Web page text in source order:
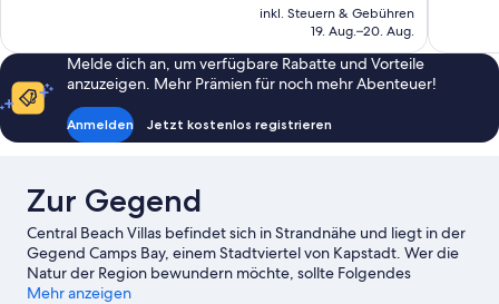
Preis
beträgt
inkl. Steuern & Gebühren
19. Aug.–20. Aug.
Melde dich an, um verfügbare Rabatte und Vorteile
anzuzeigen. Mehr Prämien für noch mehr Abenteuer!
Anmelden Jetzt kostenlos registrieren
Zur Gegend
Central Beach Villas befindet sich in Strandnähe und liegt in der
Gegend Camps Bay, einem Stadtviertel von Kapstadt. Wer die
Natur der Region bewundern möchte, sollte Folgendes
besuchen: Camps Bay Beach und Tafelberg. Du möchtest
Mehr anzeigen